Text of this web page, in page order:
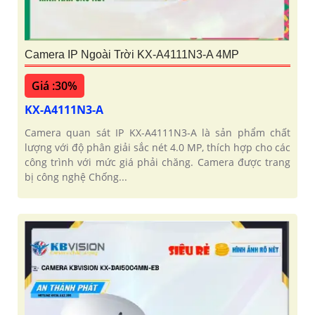
Camera IP Ngoài Trời KX-A4111N3-A 4MP
Giá :30%
KX-A4111N3-A
Camera quan sát IP KX-A4111N3-A là sản phẩm chất
lượng với độ phân giải sắc nét 4.0 MP, thích hợp cho các
công trình với mức giá phải chăng. Camera được trang
bị công nghệ Chống...